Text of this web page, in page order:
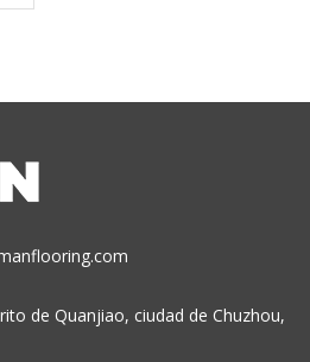
de Quanjiao, ciudad de Chuzhou,